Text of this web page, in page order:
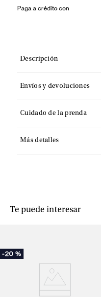
Paga a crédito con
Descripción
Envíos y devoluciones
Cuidado de la prenda
Más detalles
Te puede interesar
-20 %